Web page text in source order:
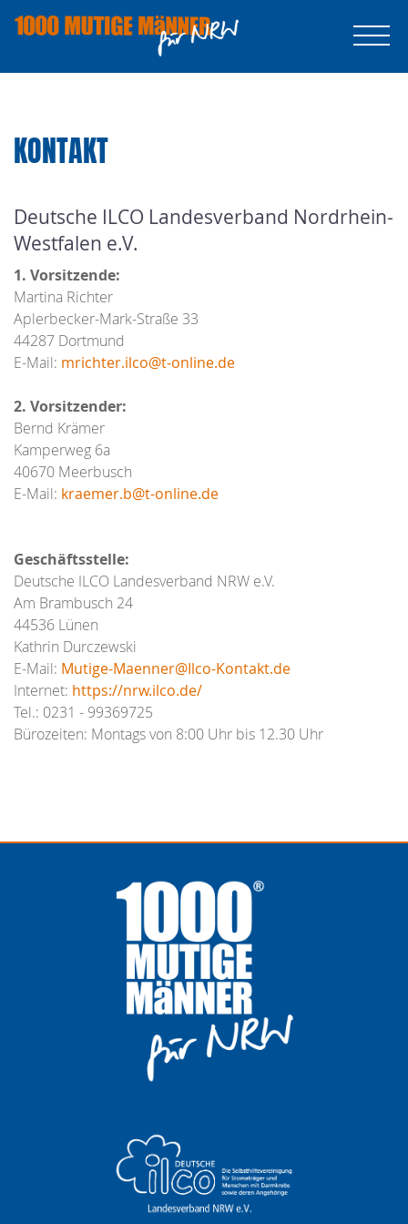
KONTAKT
Deutsche ILCO Landesverband Nordrhein-
Westfalen e.V.
1. Vorsitzende:
Martina Richter
Aplerbecker-Mark-Straße 33
44287 Dortmund
E-Mail: mrichter.ilco@t-online.de
2. Vorsitzender:
Bernd Krämer
Kamperweg 6a
40670 Meerbusch
E-Mail: kraemer.b@t-online.de
Geschäftsstelle:
Deutsche ILCO Landesverband NRW e.V.
Am Brambusch 24
44536 Lünen
Kathrin Durczewski
E-Mail: Mutige-Maenner@Ilco-Kontakt.de
Internet: https://nrw.ilco.de/
Tel.: 0231 - 99369725
Bürozeiten: Montags von 8:00 Uhr bis 12.30 Uhr